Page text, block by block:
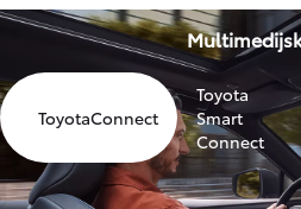
Connect
Connectivity match